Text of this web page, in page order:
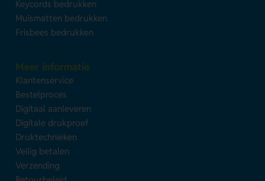
Keycords bedrukken
Muismatten bedrukken
Frisbees bedrukken
Meer informatie
Klantenservice
Bestelproces
Digitaal aanleveren
Digitale drukproef
Druktechnieken
Veilig betalen
Verzending